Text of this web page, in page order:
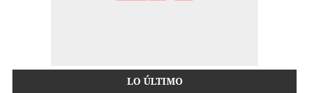
LO ÚLTIMO